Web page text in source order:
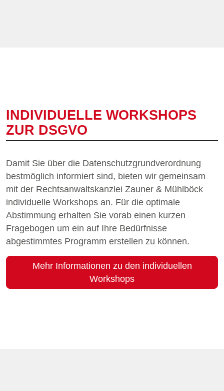
INDIVIDUELLE WORKSHOPS
ZUR DSGVO
Damit Sie über die Datenschutzgrundverordnung
bestmöglich informiert sind, bieten wir gemeinsam
mit der Rechtsanwaltskanzlei Zauner & Mühlböck
individuelle Workshops an. Für die optimale
Abstimmung erhalten Sie vorab einen kurzen
Fragebogen um ein auf Ihre Bedürfnisse
abgestimmtes Programm erstellen zu können.
Mehr Informationen zu den individuellen
Workshops